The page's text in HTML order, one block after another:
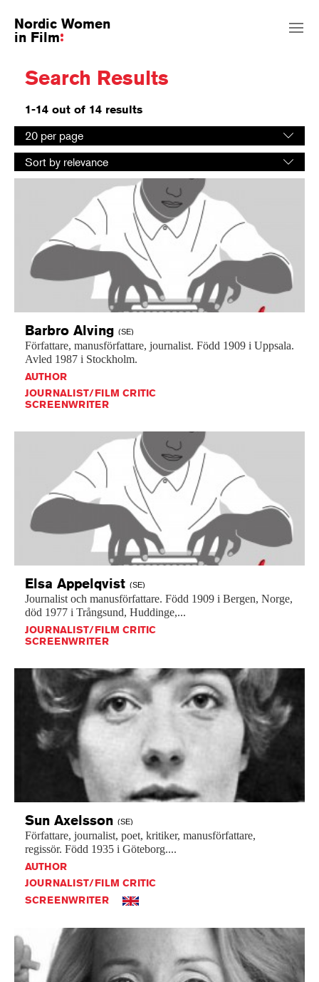
Nordic Women
in Film
Search Results
1-14 out of 14 results
Select
number
results
20 per page
Select
sorting
Sort by relevance
Barbro Alving (SE)
Författare, manusförfattare, journalist. Född 1909 i Uppsala.
Avled 1987 i Stockholm.
AUTHOR
JOURNALIST/FILM CRITIC
SCREENWRITER
Elsa Appelqvist (SE)
Journalist och manusförfattare. Född 1909 i Bergen, Norge,
död 1977 i Trångsund, Huddinge,...
JOURNALIST/FILM CRITIC
SCREENWRITER
Sun Axelsson (SE)
Författare, journalist, poet, kritiker, manusförfattare,
regissör. Född 1935 i Göteborg....
AUTHOR
JOURNALIST/FILM CRITIC
SCREENWRITER